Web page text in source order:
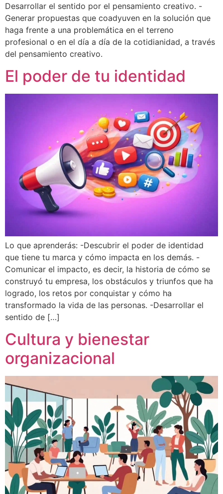
Desarrollar el sentido por el pensamiento creativo. -
Generar propuestas que coadyuven en la solución que
haga frente a una problemática en el terreno
profesional o en el día a día de la cotidianidad, a través
del pensamiento creativo.
El poder de tu identidad
Lo que aprenderás: -Descubrir el poder de identidad
que tiene tu marca y cómo impacta en los demás. -
Comunicar el impacto, es decir, la historia de cómo se
construyó tu empresa, los obstáculos y triunfos que ha
logrado, los retos por conquistar y cómo ha
transformado la vida de las personas. -Desarrollar el
sentido de […]
Cultura y bienestar
organizacional